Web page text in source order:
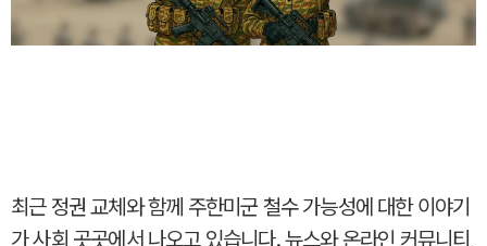
최근 정권 교체와 함께 주한미군 철수 가능성에 대한 이야기
가 사회 곳곳에서 나오고 있습니다. 뉴스와 온라인 커뮤니티,